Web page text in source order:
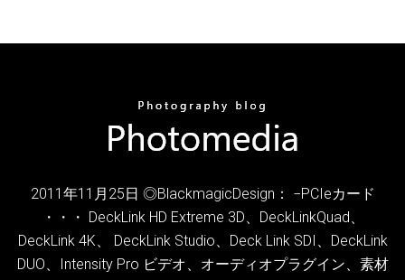
2011年11月25日 ◎BlackmagicDesign： −PCIeカード
・・・ DeckLink HD Extreme 3D、DeckLinkQuad、
DeckLink 4K、 DeckLink Studio、Deck Link SDI、DeckLink
DUO、Intensity Pro ビデオ、オーディオプラグイン、素材